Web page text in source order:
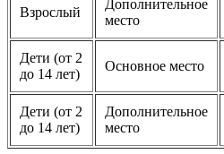
Взрослый
Дополнительное
место
Дети (от 2
до 14 лет)
Основное место
Дети (от 2
до 14 лет)
Дополнительное
место